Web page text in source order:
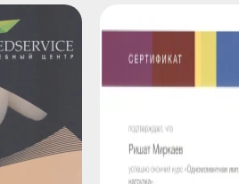
Артикулятор. Лицевая дуга",